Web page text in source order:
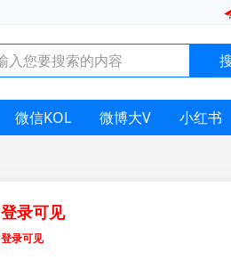
微信KOL 微博大V 小红书
登录可见
登录可见